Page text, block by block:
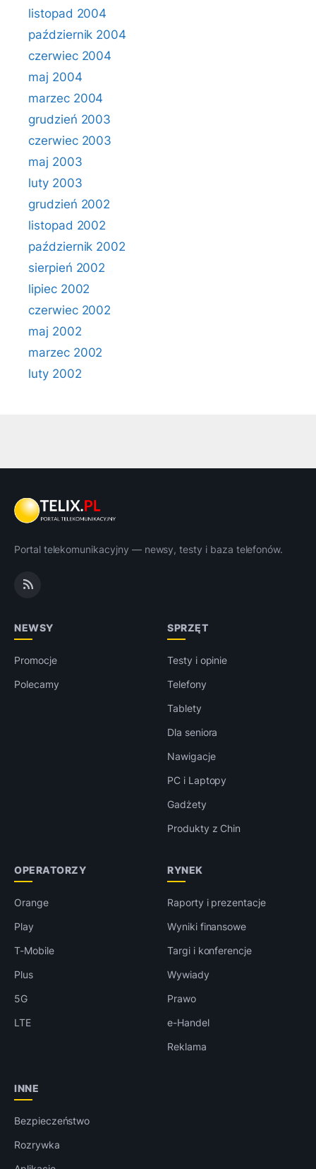
listopad 2004
październik 2004
czerwiec 2004
maj 2004
marzec 2004
grudzień 2003
czerwiec 2003
maj 2003
luty 2003
grudzień 2002
listopad 2002
październik 2002
sierpień 2002
lipiec 2002
czerwiec 2002
maj 2002
marzec 2002
luty 2002
Portal telekomunikacyjny — newsy, testy i baza telefonów.
NEWSY
Promocje
Polecamy
SPRZĘT
Testy i opinie
Telefony
Tablety
Dla seniora
Nawigacje
PC i Laptopy
Gadżety
Produkty z Chin
OPERATORZY
Orange
Play
T-Mobile
Plus
5G
LTE
RYNEK
Raporty i prezentacje
Wyniki finansowe
Targi i konferencje
Wywiady
Prawo
e-Handel
Reklama
INNE
Bezpieczeństwo
Rozrywka